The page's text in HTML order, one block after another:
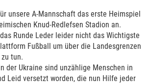
unsere A-Mannschaft das erste Heimspiel
Knud-Redlefsen Stadion an.
Runde Leder leider nicht das Wichtigste
Fußball um über die Landesgrenzen
tun.
der Ukraine sind unzählige Menschen in
Leid versetzt worden, die nun Hilfe jeder